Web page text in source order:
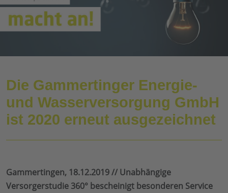
Die Gammertinger Energie-
und Wasserversorgung GmbH
ist 2020 erneut ausgezeichnet
Gammertingen, 18.12.2019 // Unabhängige
Versorgerstudie 360° bescheinigt besonderen Service